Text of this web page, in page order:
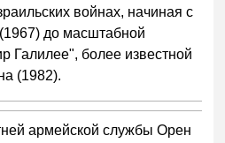
войнах, начиная с
до масштабной
Галилее", более известной
(1982).
армейской службы Орен